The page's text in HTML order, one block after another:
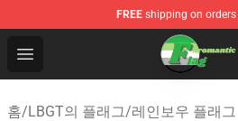
FREE shipping on orders
Open menu
Aromantic Flag Shop - The
홈/LBGT의 플래그/레인보우 플래